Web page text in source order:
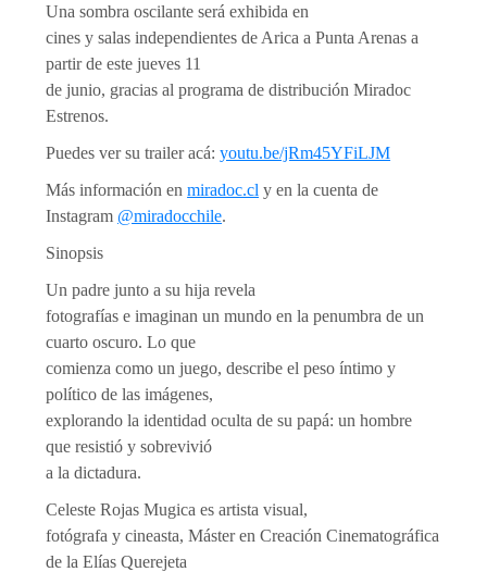
Una sombra oscilante será exhibida en
cines y salas independientes de Arica a Punta Arenas a
partir de este jueves 11
de junio, gracias al programa de distribución Miradoc
Estrenos.
Puedes ver su trailer acá:youtu.be/jRm45YFiLJM
Más información enmiradoc.cl y en la cuenta de
Instagram @miradocchile.
Sinopsis
Un padre junto a su hija revela
fotografías e imaginan un mundo en la penumbra de un
cuarto oscuro. Lo que
comienza como un juego, describe el peso íntimo y
político de las imágenes,
explorando la identidad oculta de su papá: un hombre
que resistió y sobrevivió
a la dictadura.
Celeste Rojas Mugica es artista visual,
fotógrafa y cineasta, Máster en Creación Cinematográfica
de la Elías Querejeta